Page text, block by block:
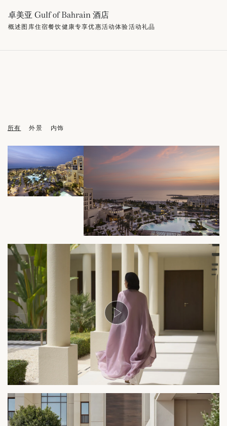
卓美亚 Gulf of Bahrain 酒店
概述图库住宿餐饮健康专享优惠活动体验活动礼品
所有 外景 内饰